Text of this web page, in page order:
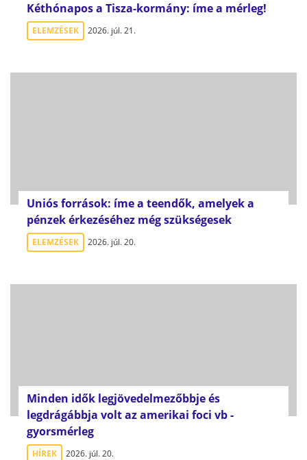
Kéthónapos a Tisza-kormány: íme a mérleg!
ELEMZÉSEK 2026. júl. 21.
Uniós források: íme a teendők, amelyek a
pénzek érkezéséhez még szükségesek
ELEMZÉSEK 2026. júl. 20.
Minden idők legjövedelmezőbbje és
legdrágábbja volt az amerikai foci vb -
gyorsmérleg
HÍREK 2026. júl. 20.